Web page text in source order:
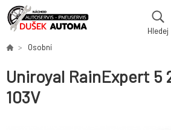
Hledej
Osobní
Uniroyal RainExpert 5
103V